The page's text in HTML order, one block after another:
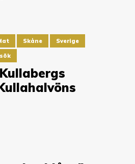
Skåne Sverige